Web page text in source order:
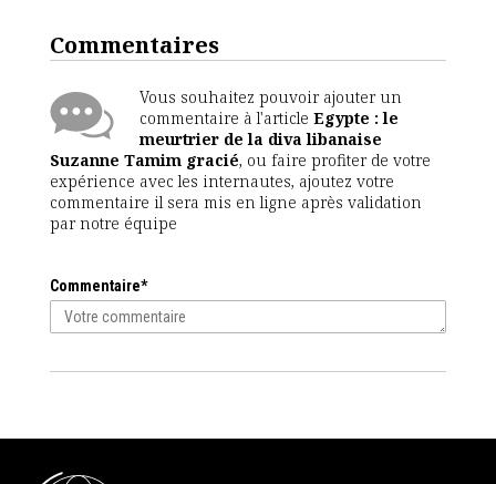
Commentaires
Vous souhaitez pouvoir ajouter un
commentaire à l'article Egypte : le
meurtrier de la diva libanaise
Suzanne Tamim gracié, ou faire profiter de votre
expérience avec les internautes, ajoutez votre
commentaire il sera mis en ligne après validation
par notre équipe
Commentaire*